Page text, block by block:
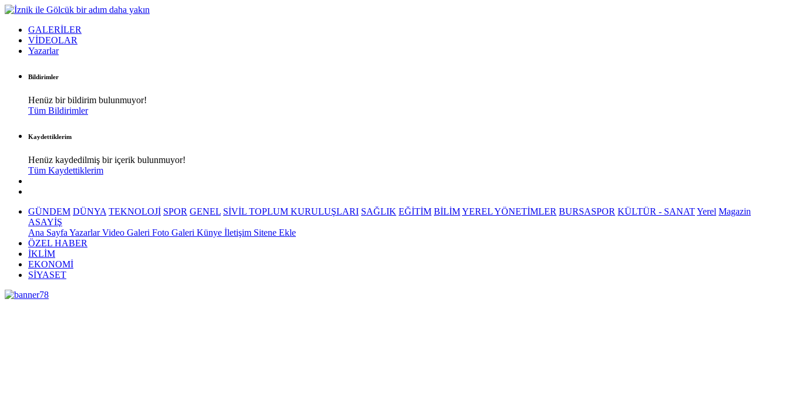
GALERİLER
VİDEOLAR
Yazarlar
Bildirimler
Henüz bir bildirim bulunmuyor!
Tüm Bildirimler
Kaydettiklerim
Henüz kaydedilmiş bir içerik bulunmuyor!
Tüm Kaydettiklerim
GÜNDEM DÜNYA TEKNOLOJİ SPOR GENEL SİVİL TOPLUM KURULUŞLARI SAĞLIK EĞİTİM BİLİMYEREL YÖNETİMLER BURSASPOR KÜLTÜR - SANATYerel Magazin
ASAYİŞ
Ana Sayfa YazarlarVideo Galeri Foto Galeri Künye İletişim Sitene Ekle
ÖZEL HABER
İKLİM
EKONOMİ
SİYASET